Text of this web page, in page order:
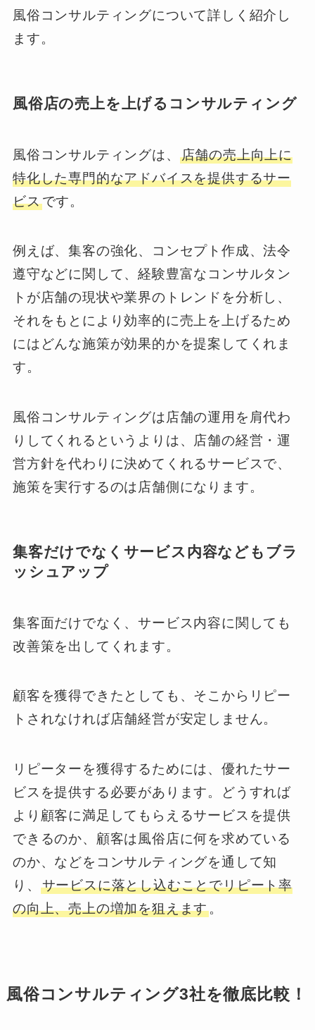
風俗コンサルティングについて詳しく紹介し
ます。
風俗店の売上を上げるコンサルティング
風俗コンサルティングは、 店舗の売上向上に
特化した専門的なアドバイスを提供するサー
ビスです。
例えば、集客の強化、コンセプト作成、法令
遵守などに関して、経験豊富なコンサルタン
トが店舗の現状や業界のトレンドを分析し、
それをもとにより効率的に売上を上げるため
にはどんな施策が効果的かを提案してくれま
す。
風俗コンサルティングは店舗の運用を肩代わ
りしてくれるというよりは、店舗の経営・運
営方針を代わりに決めてくれるサービスで、
施策を実行するのは店舗側になります。
集客だけでなくサービス内容などもブラ
ッシュアップ
集客面だけでなく、サービス内容に関しても
改善策を出してくれます。
顧客を獲得できたとしても、そこからリピー
トされなければ店舗経営が安定しません。
リピーターを獲得するためには、優れたサー
ビスを提供する必要があります。どうすれば
より顧客に満足してもらえるサービスを提供
できるのか、顧客は風俗店に何を求めている
のか、などをコンサルティングを通して知
り、 サービスに落とし込むことでリピート率
の向上、売上の増加を狙えます。
風俗コンサルティング3社を徹底比較！